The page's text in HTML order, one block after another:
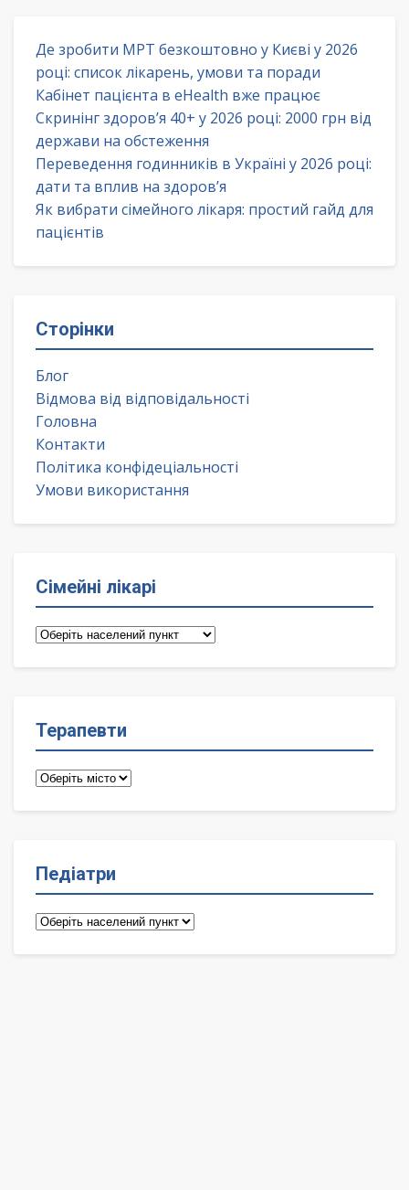
Де зробити МРТ безкоштовно у Києві у 2026
році: список лікарень, умови та поради
Кабінет пацієнта в eHealth вже працює
Скринінг здоров’я 40+ у 2026 році: 2000 грн від
держави на обстеження
Переведення годинників в Україні у 2026 році:
дати та вплив на здоров’я
Як вибрати сімейного лікаря: простий гайд для
пацієнтів
Сторінки
Блог
Відмова від відповідальності
Головна
Контакти
Політика конфідеціальності
Умови використання
Сімейні лікарі
Сімейні
Терапевти
Терапевти
Педіатри
Педіатри